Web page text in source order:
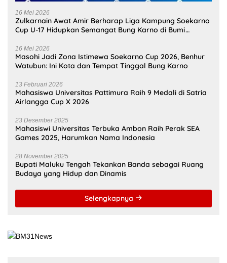
16 Mei 2026
Zulkarnain Awat Amir Berharap Liga Kampung Soekarno
Cup U-17 Hidupkan Semangat Bung Karno di Bumi
16 Mei 2026
Masohi Jadi Zona Istimewa Soekarno Cup 2026, Benhur
Watubun: Ini Kota dan Tempat Tinggal Bung Karno
13 Februari 2026
Mahasiswa Universitas Pattimura Raih 9 Medali di Satria
Airlangga Cup X 2026
23 Desember 2025
Mahasiswi Universitas Terbuka Ambon Raih Perak SEA
Games 2025, Harumkan Nama Indonesia
28 November 2025
Bupati Maluku Tengah Tekankan Banda sebagai Ruang
Budaya yang Hidup dan Dinamis
Selengkapnya